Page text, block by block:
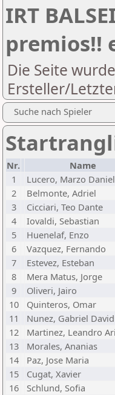
IRT
premios!!
Die Seite
Ersteller/
Suche nach Spieler
Nr. Name
1
Lucero, Marzo Daniel
2
Belmonte, Adriel
3
Cicciari, Teo Dante
4
Iovaldi, Sebastian
5
Huenelaf, Enzo
6
Vazquez, Fernando
7
Estevez, Esteban
8
Mera Matus, Jorge
9
Oliveri, Jairo
10
Quinteros, Omar
11
Nunez, Gabriel David
12
Martinez, Leandro
13
Morales, Ananias
14
Paz, Jose Maria
15
Cugat, Xavier
16
Schlund, Sofia